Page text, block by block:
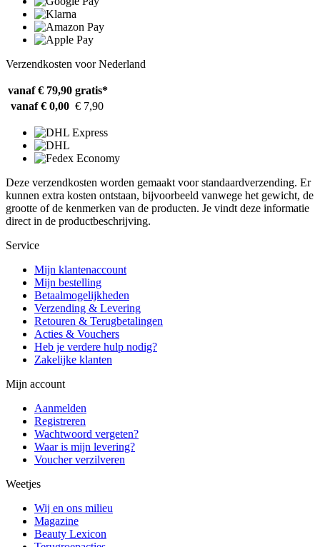
Verzendkosten voor Nederland
vanaf € 79,90 gratis*
vanaf € 0,00 € 7,90
Deze verzendkosten worden gemaakt voor standaardverzending. Er
kunnen extra kosten ontstaan, bijvoorbeeld vanwege het gewicht, de
grootte of de kenmerken van de producten. Je vindt deze informatie
direct in de productbeschrijving.
Service
Mijn klantenaccount
Mijn bestelling
Betaalmogelijkheden
Verzending & Levering
Retouren & Terugbetalingen
Acties & Vouchers
Heb je verdere hulp nodig?
Zakelijke klanten
Mijn account
Aanmelden
Registreren
Wachtwoord vergeten?
Waar is mijn levering?
Voucher verzilveren
Weetjes
Wij en ons milieu
Magazine
Beauty Lexicon